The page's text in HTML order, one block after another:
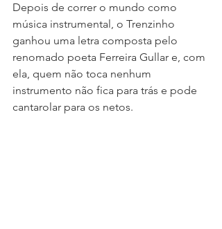
Depois de correr o mundo como
música instrumental, o Trenzinho
ganhou uma letra composta pelo
renomado poeta Ferreira Gullar e, com
ela, quem não toca nenhum
instrumento não fica para trás e pode
cantarolar para os netos.